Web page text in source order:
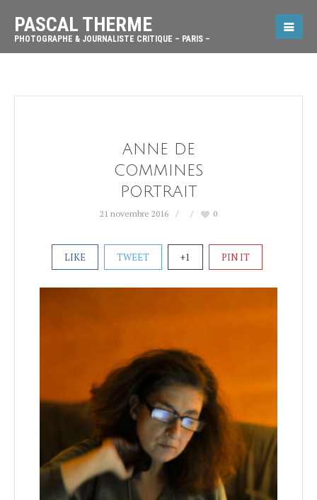
PASCAL THERME
PHOTOGRAPHE & JOURNALISTE CRITIQUE – PARIS –
ANNE DE
COMMINES
PORTRAIT
21 novembre 2016 0
LIKE TWEET +1 PIN IT